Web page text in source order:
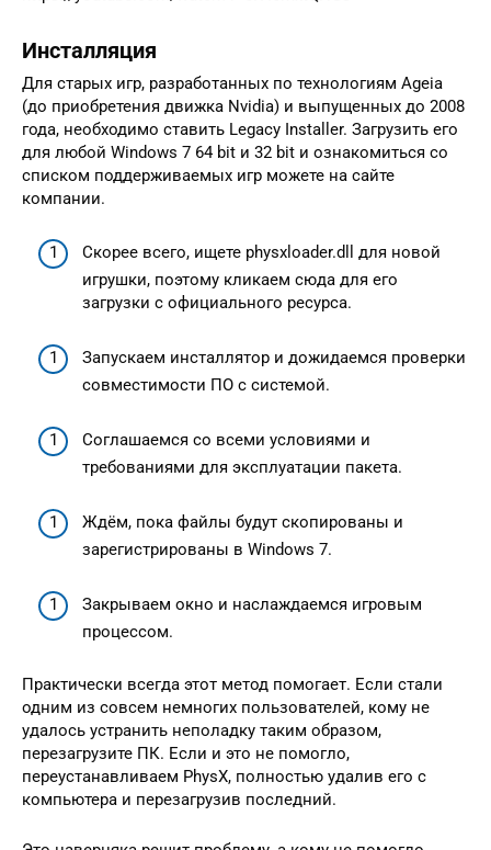
Инсталляция
Для старых игр, разработанных по технологиям Ageia
(до приобретения движка Nvidia) и выпущенных до 2008
года, необходимо ставить Legacy Installer. Загрузить его
для любой Windows 7 64 bit и 32 bit и ознакомиться со
списком поддерживаемых игр можете на сайте
компании.
Скорее всего, ищете physxloader.dll для новой
игрушки, поэтому кликаем сюда для его
загрузки с официального ресурса.
Запускаем инсталлятор и дожидаемся проверки
совместимости ПО с системой.
Соглашаемся со всеми условиями и
требованиями для эксплуатации пакета.
Ждём, пока файлы будут скопированы и
зарегистрированы в Windows 7.
Закрываем окно и наслаждаемся игровым
процессом.
Практически всегда этот метод помогает. Если стали
одним из совсем немногих пользователей, кому не
удалось устранить неполадку таким образом,
перезагрузите ПК. Если и это не помогло,
переустанавливаем PhysX, полностью удалив его с
компьютера и перезагрузив последний.